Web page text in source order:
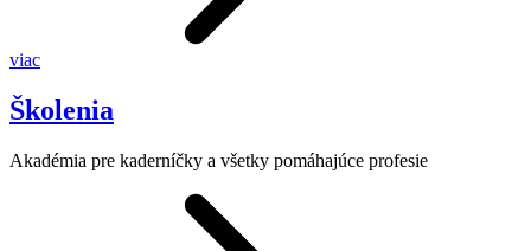
viac
Školenia
Akadémia pre kaderníčky a všetky pomáhajúce profesie